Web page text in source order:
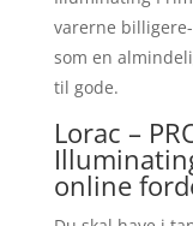
varerne
som en
til gode.
Lorac –
online